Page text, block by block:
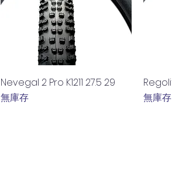
快速瀏覽
Nevegal 2 Pro K1211 27.5 29
無庫存
無庫存